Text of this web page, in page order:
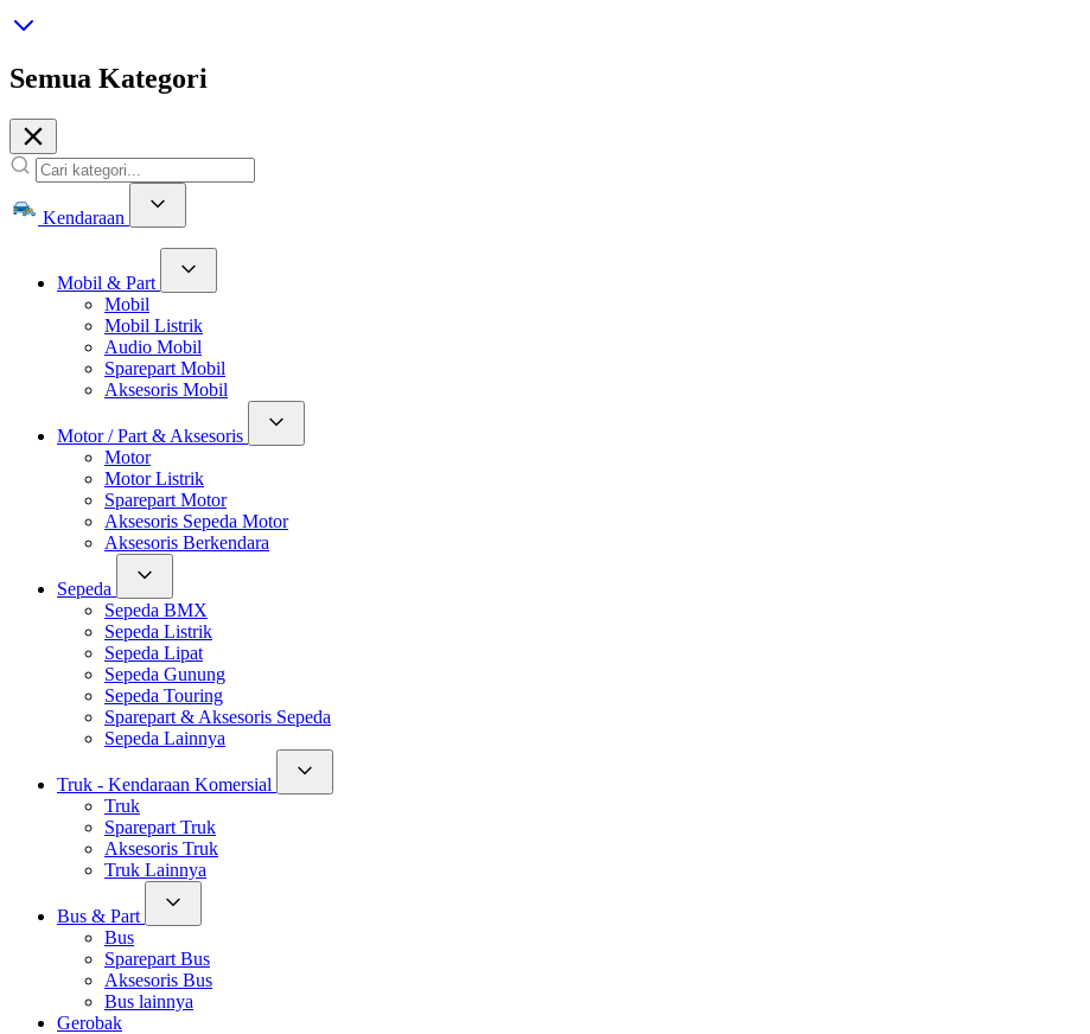
Semua Kategori
Kendaraan
Mobil & Part
Mobil
Mobil Listrik
Audio Mobil
Sparepart Mobil
Aksesoris Mobil
Motor / Part & Aksesoris
Motor
Motor Listrik
Sparepart Motor
Aksesoris Sepeda Motor
Aksesoris Berkendara
Sepeda
Sepeda BMX
Sepeda Listrik
Sepeda Lipat
Sepeda Gunung
Sepeda Touring
Sparepart & Aksesoris Sepeda
Sepeda Lainnya
Truk - Kendaraan Komersial
Truk
Sparepart Truk
Aksesoris Truk
Truk Lainnya
Bus & Part
Bus
Sparepart Bus
Aksesoris Bus
Bus lainnya
Gerobak